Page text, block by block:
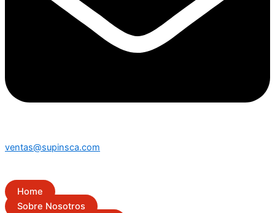
ventas@supinsca.com
Home
Sobre Nosotros